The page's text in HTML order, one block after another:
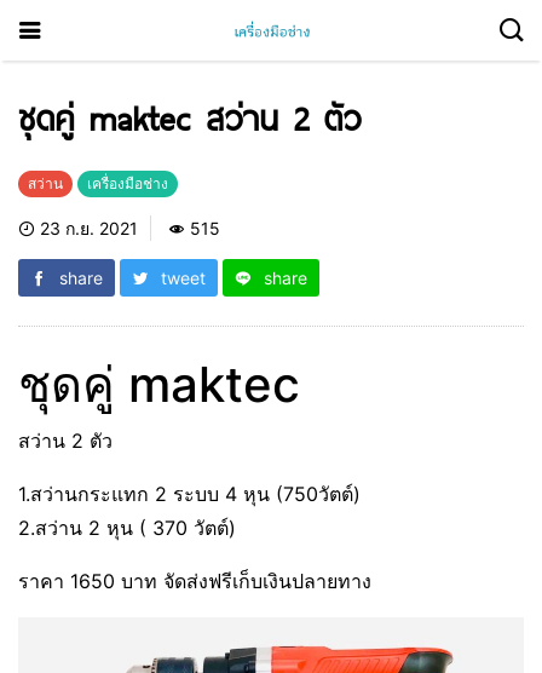
ชุดคู่ maktec สว่าน 2 ตัว
สว่าน เครื่องมือช่าง
23 ก.ย. 2021 515
share tweet share
ชุดคู่ maktec
สว่าน 2 ตัว
1.สว่านกระแทก 2 ระบบ 4 หุน (750วัตต์)
2.สว่าน 2 หุน ( 370 วัตต์)
ราคา 1650 บาท จัดส่งฟรีเก็บเงินปลายทาง